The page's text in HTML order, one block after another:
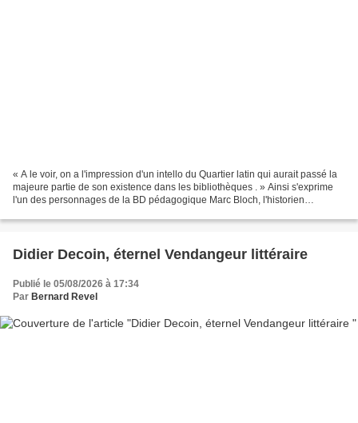
« A le voir, on a l'impression d'un intello du Quartier latin qui aurait passé la
majeure partie de son existence dans les bibliothèques . » Ainsi s'exprime
l'un des personnages de la BD pédagogique Marc Bloch, l'historien
Didier Decoin, éternel Vendangeur littéraire
Publié le 05/08/2026 à 17:34
Par Bernard Revel